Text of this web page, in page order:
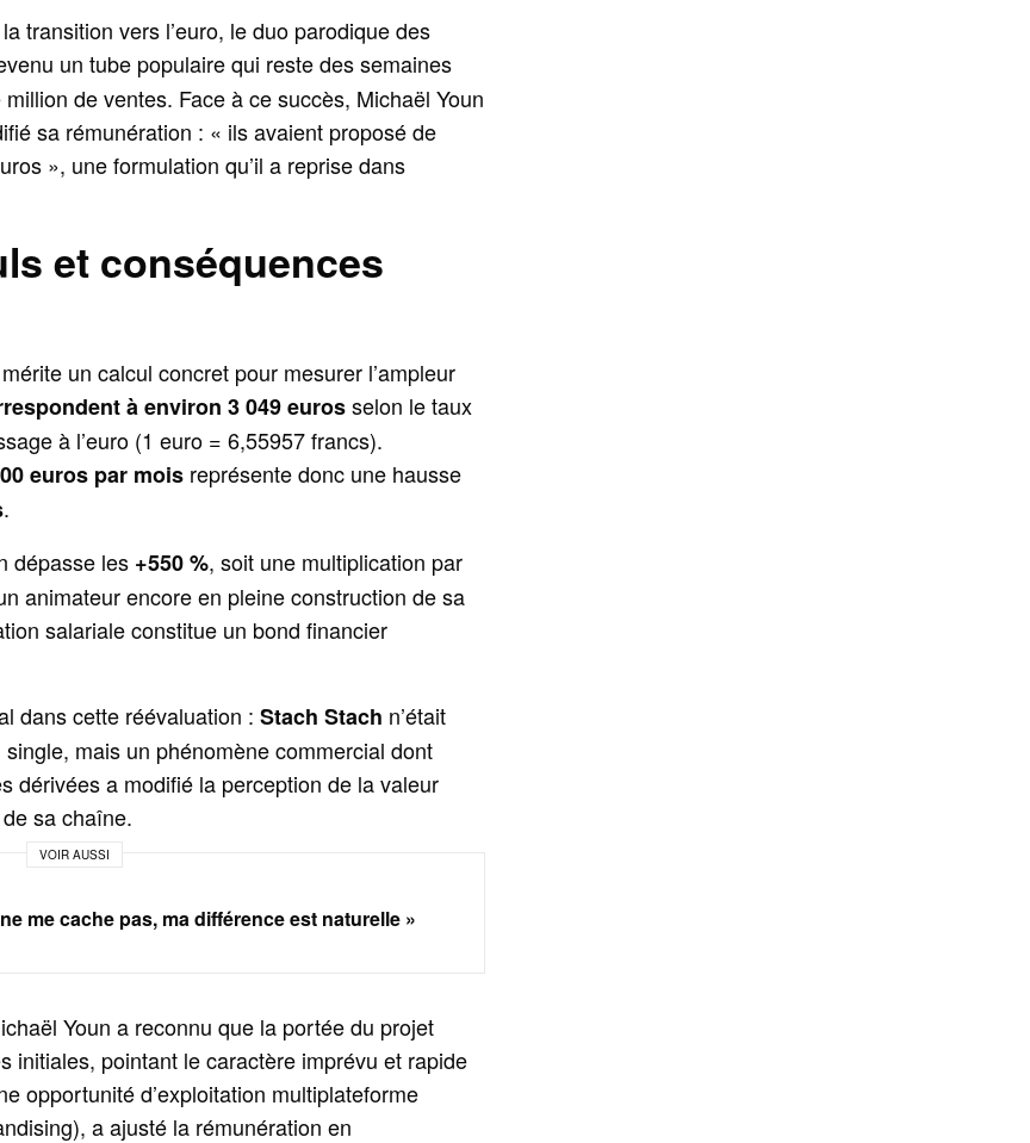
transition vers l’euro, le duo parodique des
un tube populaire qui reste des semaines
de ventes. Face à ce succès, Michaël Youn
sa rémunération : « ils avaient proposé de
», une formulation qu’il a reprise dans
et conséquences
un calcul concret pour mesurer l’ampleur
à environ 3 049 eurosselon le taux
à l’euro (1 euro = 6,55957 francs).
euros par mois représente donc une hausse
.
dépasse les +550 %, soit une multiplication par
animateur encore en pleine construction de sa
salariale constitue un bond financier
dans cette réévaluation :Stach Stach n’était
mais un phénomène commercial dont
dérivées a modifié la perception de la valeur
sa chaîne.
VOIR AUSSI
me cache pas, ma différence est naturelle »
Youn a reconnu que la portée du projet
initiales, pointant le caractère imprévu et rapide
opportunité d’exploitation multiplateforme
a ajusté la rémunération en